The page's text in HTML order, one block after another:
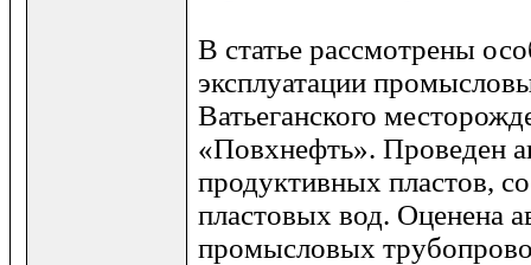
В статье рассмотрены
эксплуатации
Ватьеганского
«Повхнефть». Проведен
продуктивных пластов,
пластовых вод. Оценена
промысловых